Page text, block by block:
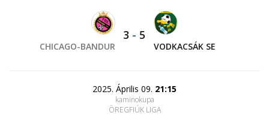
CHICAGO-BANDUR
3 - 5
VODKACSÁK SE
2025. Április 09. 21:15
kaminokupa
ÖREGFIÚK LIGA